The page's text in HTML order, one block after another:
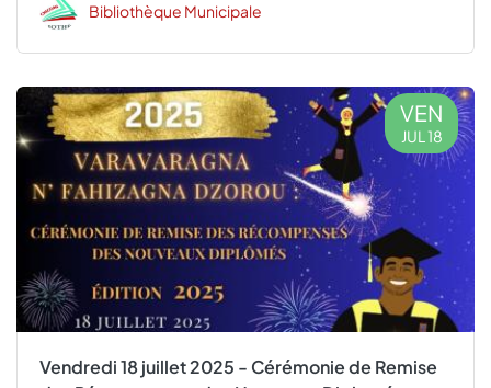
Bibliothèque Municipale
VEN
JUL 18
Vendredi 18 juillet 2025 - Cérémonie de Remise